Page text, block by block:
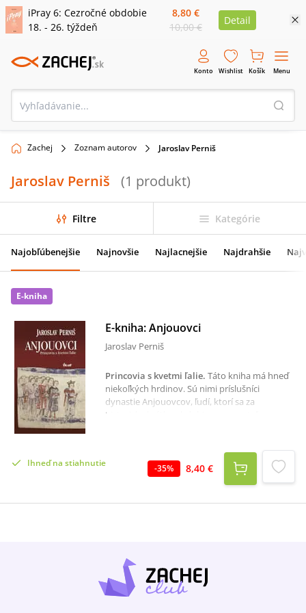
iPray 6: Cezročné obdobie
18. - 26. týždeň
8,80 €
10,00 €
Detail
Konto Wishlist Košík Menu
Zachej Zoznam autorov Jaroslav Perniš
Jaroslav Perniš (1 produkt)
Filtre Kategórie
Najobľúbenejšie Najnovšie Najlacnejšie Najdrahšie
E-kniha
E-kniha: Anjouovci
Jaroslav Perniš
Princovia s kvetmi ľalie. Táto kniha má hneď
niekoľkých hrdinov. Sú nimi príslušníci
dynastie Anjouovcov, ľudí, ktorí sa za
historicky krátke obdobie nezmazateľne
putovali z rodného Francúzska cez Apeninský
a Balkánsky polostrov až do Uhorska a Poľska,
no tiež do južného Grécka, Jeruzalema a
niekoľko úspešných mužov, sprevádzaných
severu a princ, čo sa hrdo hlásil ku
kapetovským koreňom. Jeho syn a nástupca
Karol II. Chromý miloval rodné Provensalsko,
ktoré do vlastníctva rodu priniesla jeho matka.
Ihneď na stiahnutie -35% 8,40 €